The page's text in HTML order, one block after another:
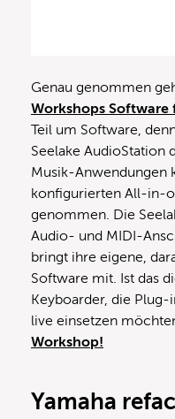
Genau genommen
Workshops Software
Teil um Software,
Seelake AudioStation
Musik-Anwendungen
konfigurierten All-in-
genommen. Die
Audio- und MIDI-
bringt ihre eigene,
Software mit. Ist das
Keyboarder, die Plug-
live einsetzen
Workshop!
Yamaha